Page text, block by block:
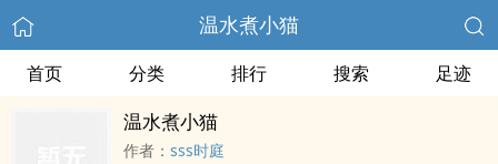
温水煮小猫
首页 分类 排行 搜索 足迹
温水煮小猫
作者： sss时庭